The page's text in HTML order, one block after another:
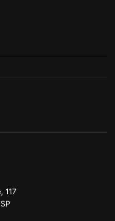
117